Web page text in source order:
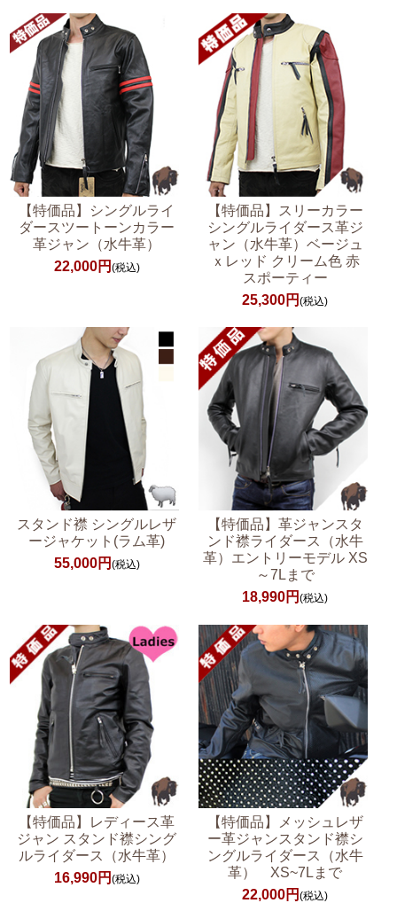
【特価品】シングルライ
ダースツートーンカラー
革ジャン（水牛革）
22,000円 (税込)
【特価品】スリーカラー
シングルライダース革ジ
ャン（水牛革）ベージュ
ｘレッド クリーム色 赤
スポーティー
25,300円(税込)
スタンド襟 シングルレザ
ージャケット(ラム革)
55,000円 (税込)
【特価品】革ジャンスタ
ンド襟ライダース（水牛
革）エントリーモデル XS
～7Lまで
18,990円(税込)
【特価品】レディース革
ジャン スタンド襟シング
ルライダース（水牛革）
16,990円 (税込)
【特価品】メッシュレザ
ー革ジャンスタンド襟シ
ングルライダース（水牛
革） XS~7Lまで
22,000円(税込)